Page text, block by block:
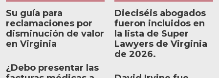
Su guía para
reclamaciones por
disminución de valor
en Virginia
¿Debo presentar las
Dieciséis abogados
fueron incluidos en
la lista de Super
Lawyers de Virginia
de 2026.